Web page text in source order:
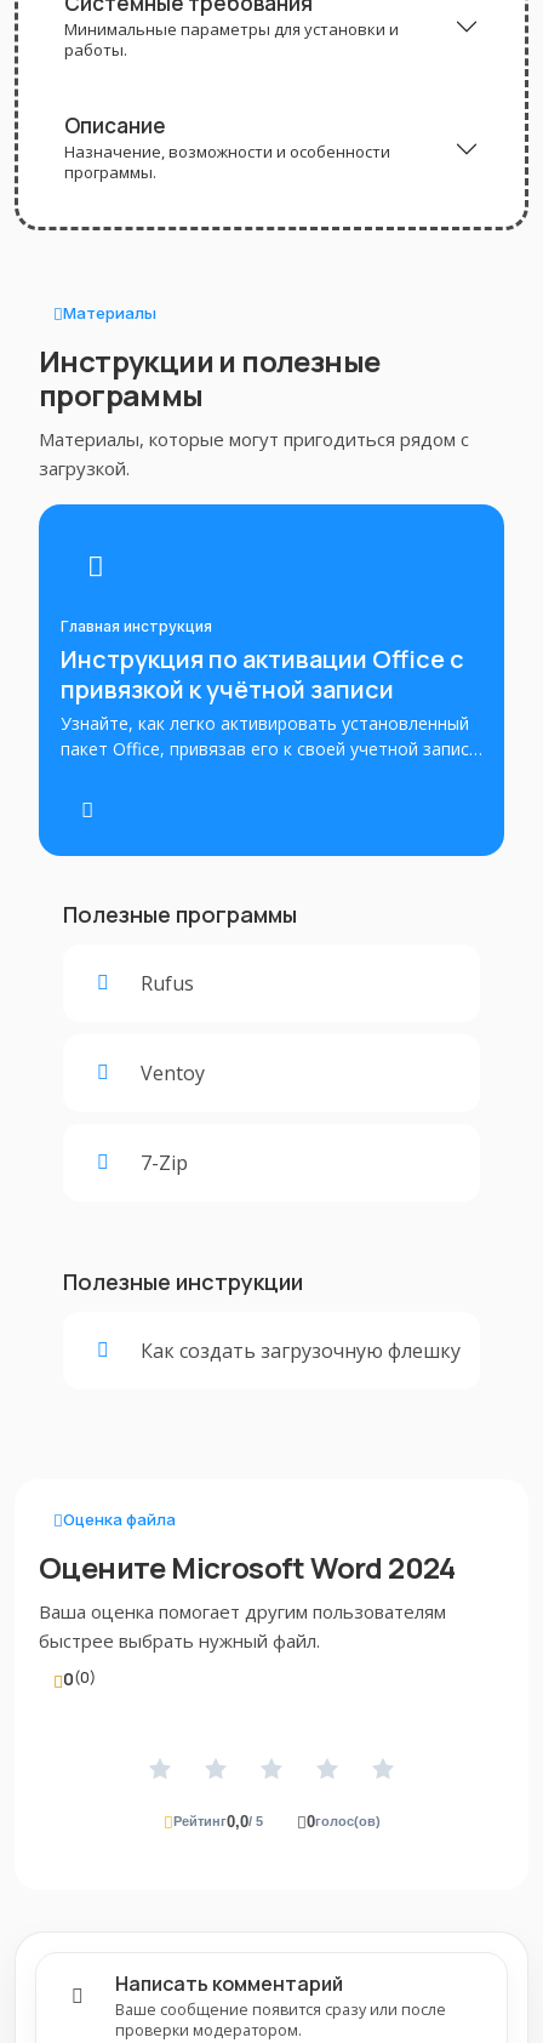
Минимальные параметры для установки и
работы.
Описание
Назначение, возможности и особенности
программы.
Материалы
Инструкции и полезные
программы
Материалы, которые могут пригодиться рядом с
загрузкой.
Главная инструкция
Инструкция по активации Office с
привязкой к учётной записи
Узнайте, как легко активировать установленный
пакет Office, привязав его к своей учетной записи
успешно активировать Office и получить полный
доступ ко всем его функциям.
Полезные программы
Rufus
Ventoy
7-Zip
Полезные инструкции
Как создать загрузочную флешку
Оценка файла
Оцените Microsoft Word 2024
Ваша оценка помогает другим пользователям
быстрее выбрать нужный файл.
0(0)
Рейтинг0,0/ 5 0голос(ов)
Написать комментарий
Ваше сообщение появится сразу или после
проверки модератором.